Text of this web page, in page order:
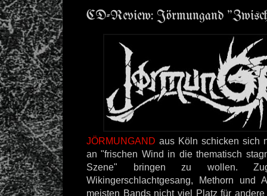
CD-Review: Jörmungand
JÖRMUNGAND aus Köln schicken sich
an "frischen Wind in die thematisch
Szene" bringen zu wollen.
Wikingerschlachtgesang, Methorn und
meisten Bands nicht viel Platz für